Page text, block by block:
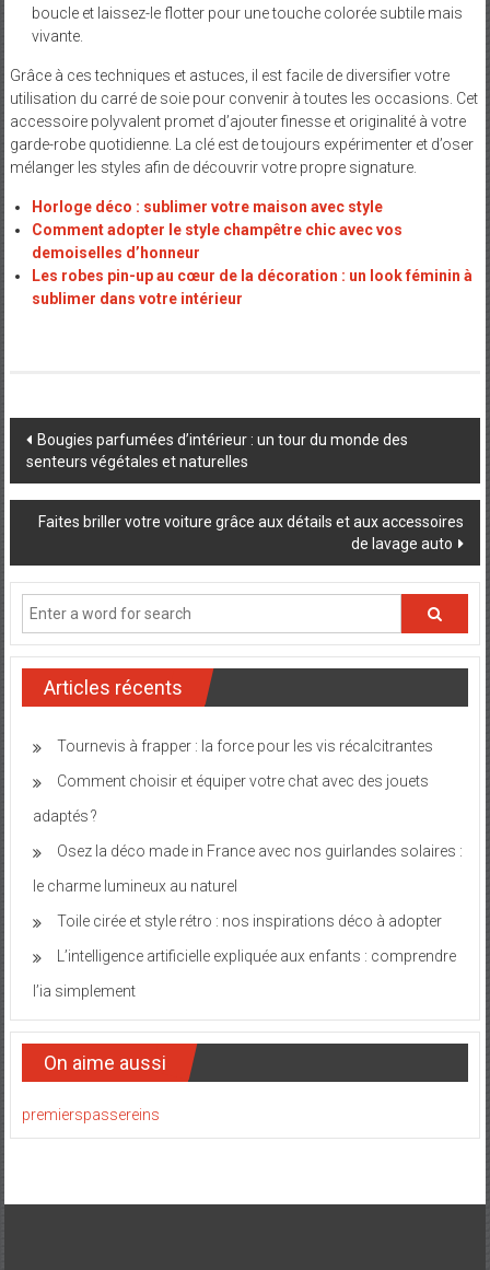
boucle et laissez-le flotter pour une touche colorée subtile mais
vivante.
Grâce à ces techniques et astuces, il est facile de diversifier votre
utilisation du carré de soie pour convenir à toutes les occasions. Cet
accessoire polyvalent promet d’ajouter finesse et originalité à votre
garde-robe quotidienne. La clé est de toujours expérimenter et d’oser
mélanger les styles afin de découvrir votre propre signature.
Horloge déco : sublimer votre maison avec style
Comment adopter le style champêtre chic avec vos
demoiselles d’honneur
Les robes pin-up au cœur de la décoration : un look féminin à
sublimer dans votre intérieur
Post
navigation
Bougies parfumées d’intérieur : un tour du monde des
senteurs végétales et naturelles
Faites briller votre voiture grâce aux détails et aux accessoires
de lavage auto
Articles récents
Tournevis à frapper : la force pour les vis récalcitrantes
Comment choisir et équiper votre chat avec des jouets
adaptés ?
Osez la déco made in France avec nos guirlandes solaires :
le charme lumineux au naturel
Toile cirée et style rétro : nos inspirations déco à adopter
L’intelligence artificielle expliquée aux enfants : comprendre
l’ia simplement
On aime aussi
premierspassereins